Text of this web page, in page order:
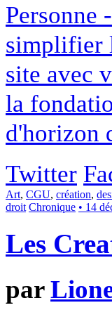
Personne
simplifier
site avec
la
d'horizon
Twitter
Art, CGU, création,
droit Chronique • 14
Les
par